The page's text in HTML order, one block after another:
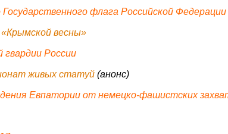
флага Российской Федерации
весны»
России
живых статуй(анонс)
Евпатории от немецко-фашистских